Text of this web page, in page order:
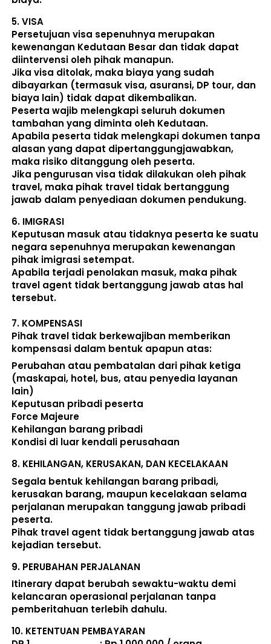
5. VISA
Persetujuan visa sepenuhnya merupakan
kewenangan Kedutaan Besar dan tidak dapat
diintervensi oleh pihak manapun.
Jika visa ditolak, maka biaya yang sudah
dibayarkan (termasuk visa, asuransi, DP tour, dan
biaya lain) tidak dapat dikembalikan.
Peserta wajib melengkapi seluruh dokumen
tambahan yang diminta oleh Kedutaan.
Apabila peserta tidak melengkapi dokumen tanpa
alasan yang dapat dipertanggungjawabkan,
maka risiko ditanggung oleh peserta.
Jika pengurusan visa tidak dilakukan oleh pihak
travel, maka pihak travel tidak bertanggung
jawab dalam penyediaan dokumen pendukung.
6. IMIGRASI
Keputusan masuk atau tidaknya peserta ke suatu
negara sepenuhnya merupakan kewenangan
pihak imigrasi setempat.
Apabila terjadi penolakan masuk, maka pihak
travel agent tidak bertanggung jawab atas hal
tersebut.
7. KOMPENSASI
Pihak travel tidak berkewajiban memberikan
kompensasi dalam bentuk apapun atas:
Perubahan atau pembatalan dari pihak ketiga
(maskapai, hotel, bus, atau penyedia layanan
lain)
Keputusan pribadi peserta
Force Majeure
Kehilangan barang pribadi
Kondisi di luar kendali perusahaan
8. KEHILANGAN, KERUSAKAN, DAN KECELAKAAN
Segala bentuk kehilangan barang pribadi,
kerusakan barang, maupun kecelakaan selama
perjalanan merupakan tanggung jawab pribadi
peserta.
Pihak travel agent tidak bertanggung jawab atas
kejadian tersebut.
9. PERUBAHAN PERJALANAN
Itinerary dapat berubah sewaktu-waktu demi
kelancaran operasional perjalanan tanpa
pemberitahuan terlebih dahulu.
10. KETENTUAN PEMBAYARAN